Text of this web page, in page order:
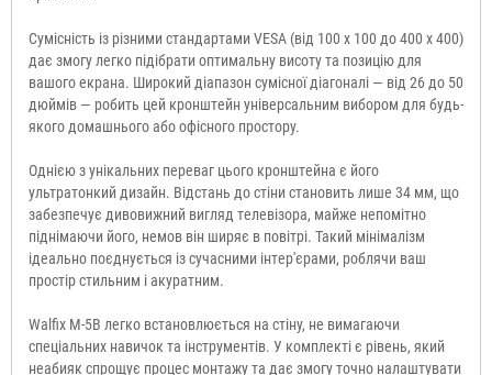
Сумісність із різними стандартами VESA (від 100 x 100 до 400 x 400)
дає змогу легко підібрати оптимальну висоту та позицію для
вашого екрана. Широкий діапазон сумісної діагоналі — від 26 до 50
дюймів — робить цей кронштейн універсальним вибором для будь-
якого домашнього або офісного простору.
Однією з унікальних переваг цього кронштейна є його
ультратонкий дизайн. Відстань до стіни становить лише 34 мм, що
забезпечує дивовижний вигляд телевізора, майже непомітно
піднімаючи його, немов він ширяє в повітрі. Такий мінімалізм
ідеально поєднується із сучасними інтер'єрами, роблячи ваш
простір стильним і акуратним.
Walfix M-5B легко встановлюється на стіну, не вимагаючи
спеціальних навичок та інструментів. У комплекті є рівень, який
неабияк спрощує процес монтажу та дає змогу точно налаштувати